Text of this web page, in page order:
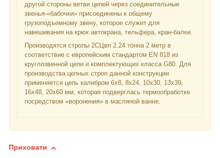
другой стороны ветви цепей через соединительные
звенья-«бабочки» присоединены к общему
грузоподъемному звену, которое служит для
навешивания на крюк автокрана, тельфера, кран-балки.
Производятся стропы 2СЦвп 2.24 тонна 2 метр в
соответствие с европейским стандартом EN 818 из
круглозвенной цепи и комплектующих класса G80. Для
производства цепных строп данной конструкции
применяется цепь калибром 6х8, 8х24, 10х30, 13х39,
16х48, 20х60 мм, которая подверглась термообработке
посредством «воронения» в масляной ванне.
Приховати